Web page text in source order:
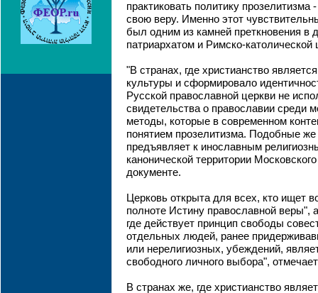
практиковать политику
свою веру. Именно этот
был одним из камней преткновения в
патриархатом и Римско-католической
"В странах, где христианство
культуры и сформировало
Русской православной церкви не
свидетельства о православии среди
методы, которые в современном
понятием прозелитизма. Подобные
предъявляет к инославным
канонической территории
документе.
Церковь открыта для всех, кто ищет
полноте Истину православной веры",
где действует принцип свободы
отдельных людей, ранее
или нерелигиозных, убеждений,
свободного личного выбора",
В странах же, где христианство